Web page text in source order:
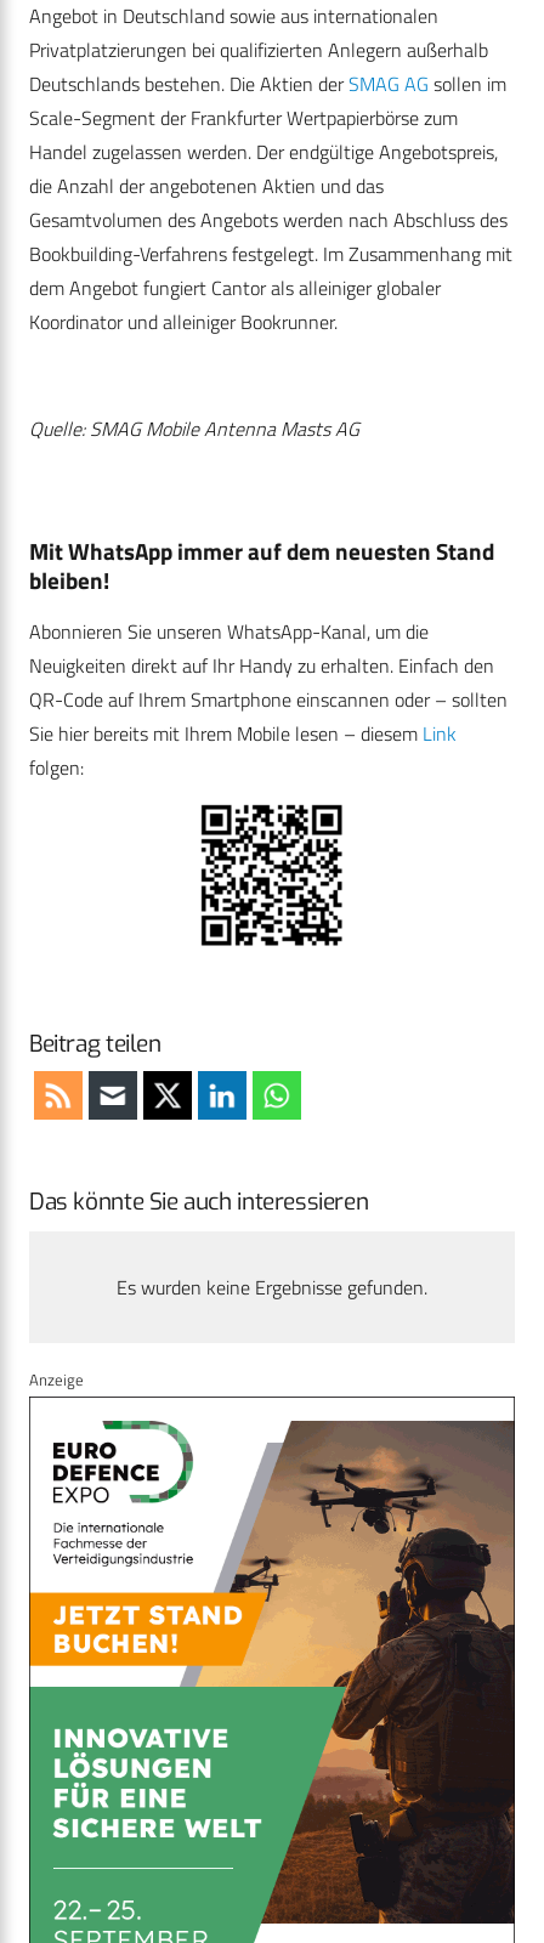
Angebot in Deutschland sowie aus internationalen
Privatplatzierungen bei qualifizierten Anlegern außerhalb
Deutschlands bestehen. Die Aktien derSMAG AG sollen im
Scale-Segment der Frankfurter Wertpapierbörse zum
Handel zugelassen werden. Der endgültige Angebotspreis,
die Anzahl der angebotenen Aktien und das
Gesamtvolumen des Angebots werden nach Abschluss des
Bookbuilding-Verfahrens festgelegt. Im Zusammenhang mit
dem Angebot fungiert Cantor als alleiniger globaler
Koordinator und alleiniger Bookrunner.
Quelle: SMAG Mobile Antenna Masts AG
Mit WhatsApp immer auf dem neuesten Stand
bleiben!
Abonnieren Sie unseren WhatsApp-Kanal, um die
Neuigkeiten direkt auf Ihr Handy zu erhalten. Einfach den
QR-Code auf Ihrem Smartphone einscannen oder – sollten
Sie hier bereits mit Ihrem Mobile lesen – diesem Link
folgen:
Beitrag teilen
Das könnte Sie auch interessieren
Es wurden keine Ergebnisse gefunden.
Anzeige